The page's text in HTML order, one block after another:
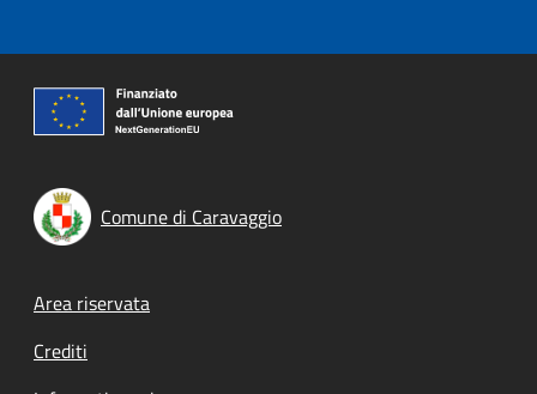
Comune di Caravaggio
Footer menu
Area riservata
Crediti